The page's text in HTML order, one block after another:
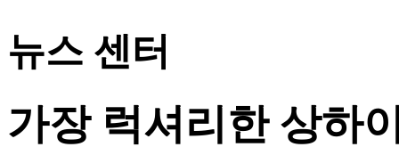
뉴스 센터
가장 럭셔리한 상하